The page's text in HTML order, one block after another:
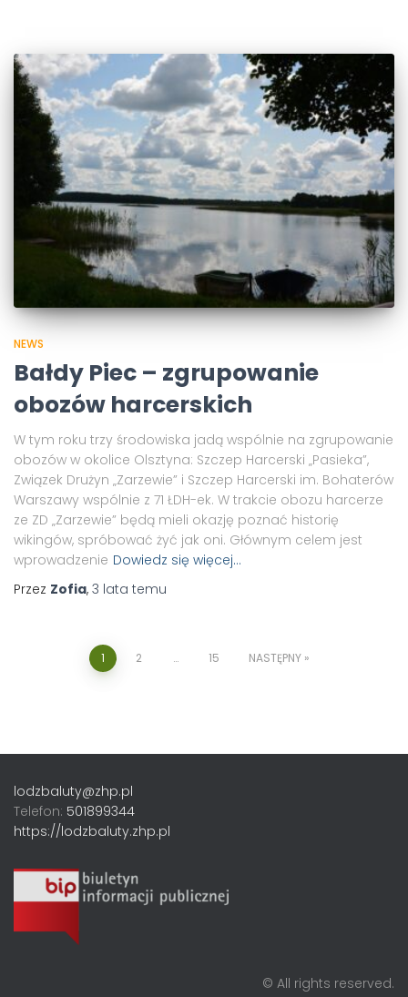
NEWS
Bałdy Piec – zgrupowanie
obozów harcerskich
W tym roku trzy środowiska jadą wspólnie na zgrupowanie
obozów w okolice Olsztyna: Szczep Harcerski „Pasieka”,
Związek Drużyn „Zarzewie” i Szczep Harcerski im. Bohaterów
Warszawy wspólnie z 71 ŁDH-ek. W trakcie obozu harcerze
ze ZD „Zarzewie” będą mieli okazję poznać historię
wikingów, spróbować żyć jak oni. Głównym celem jest
wprowadzenie Dowiedz się więcej…
Przez Zofia, 3 lata temu
1 2 … 15 NASTĘPNY
lodzbaluty@zhp.pl
Telefon: 501899344
https://lodzbaluty.zhp.pl
© All rights reserved.